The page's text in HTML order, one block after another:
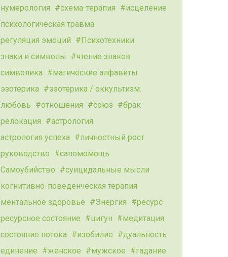
нумерология
схема-терапия
исцеление
психологическая травма
регуляция эмоций
Психотехники
знаки и символы
чтение знаков
символика
магические алфавиты
эзотерика
эзотерика / оккультизм.
любовь
отношения союз
брак
релокация
астрология
астрология успеха
личностный рост
руководство
сапомомощь
Самоубийство
суицидальные мысли
когнитивно-поведенческая терапия
ментальное здоровье
Энергия
ресурс
ресурсное состояние
цигун
медитация
состояние потока
изобилие
дуальность
единение
женское мужское
гадание